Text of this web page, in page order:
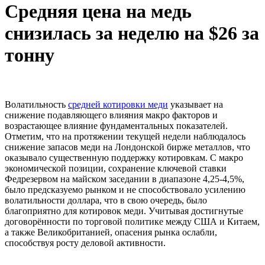
Средняя цена на медь
снизилась за неделю на $26 за
тонну
Волатильность средней котировки меди указывает на
снижение подавляющего влияния макро факторов и
возрастающее влияние фундаментальных показателей.
Отметим, что на протяжении текущей недели наблюдалось
снижение запасов меди на Лондонской бирже металлов, что
оказывало существенную поддержку котировкам. С макро
экономической позиции, сохранение ключевой ставки
Федрезервом на майском заседании в диапазоне 4,25-4,5%,
было предсказуемо рынком и не способствовало усилению
волатильности доллара, что в свою очередь, было
благоприятно для котировок меди. Учитывая достигнутые
договорённости по торговой политике между США и Китаем,
а также Великобританией, опасения рынка ослабли,
способствуя росту деловой активности.